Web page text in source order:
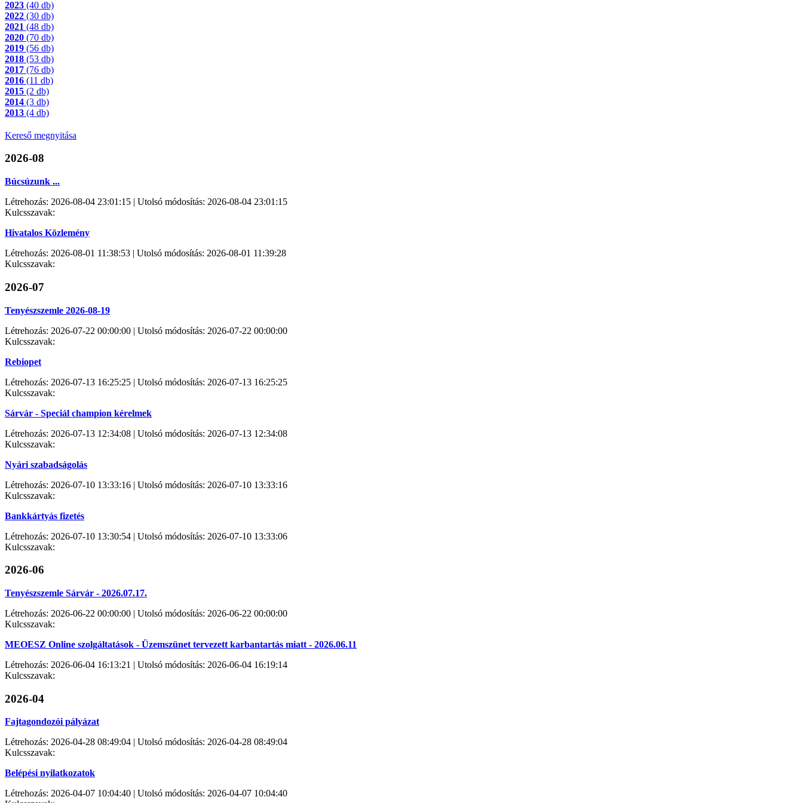
2023 (40 db)
2022 (30 db)
2021 (48 db)
2020 (70 db)
2019 (56 db)
2018 (53 db)
2017 (76 db)
2016 (11 db)
2015 (2 db)
2014 (3 db)
2013 (4 db)
Kereső megnyitása
2026-08
Búcsúzunk ...
Létrehozás: 2026-08-04 23:01:15 | Utolsó módosítás: 2026-08-04 23:01:15
Kulcsszavak:
Hivatalos Közlemény
Létrehozás: 2026-08-01 11:38:53 | Utolsó módosítás: 2026-08-01 11:39:28
Kulcsszavak:
2026-07
Tenyészszemle 2026-08-19
Létrehozás: 2026-07-22 00:00:00 | Utolsó módosítás: 2026-07-22 00:00:00
Kulcsszavak:
Rebiopet
Létrehozás: 2026-07-13 16:25:25 | Utolsó módosítás: 2026-07-13 16:25:25
Kulcsszavak:
Sárvár - Speciál champion kérelmek
Létrehozás: 2026-07-13 12:34:08 | Utolsó módosítás: 2026-07-13 12:34:08
Kulcsszavak:
Nyári szabadságolás
Létrehozás: 2026-07-10 13:33:16 | Utolsó módosítás: 2026-07-10 13:33:16
Kulcsszavak:
Bankkártyás fizetés
Létrehozás: 2026-07-10 13:30:54 | Utolsó módosítás: 2026-07-10 13:33:06
Kulcsszavak:
2026-06
Tenyészszemle Sárvár - 2026.07.17.
Létrehozás: 2026-06-22 00:00:00 | Utolsó módosítás: 2026-06-22 00:00:00
Kulcsszavak:
MEOESZ Online szolgáltatások - Üzemszünet tervezett karbantartás miatt - 2026.06.11
Létrehozás: 2026-06-04 16:13:21 | Utolsó módosítás: 2026-06-04 16:19:14
Kulcsszavak:
2026-04
Fajtagondozói pályázat
Létrehozás: 2026-04-28 08:49:04 | Utolsó módosítás: 2026-04-28 08:49:04
Kulcsszavak:
Belépési nyilatkozatok
Létrehozás: 2026-04-07 10:04:40 | Utolsó módosítás: 2026-04-07 10:04:40